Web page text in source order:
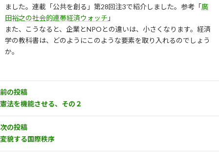
ました。連載「公共を創る」第28回注3で紹介しました。参考「廣
田裕之の社会的連帯経済ウォッチ 」
また、こうなると、企業とNPOとの違いは、小さくなります。経済
学の教科書は、どのようにこのような要素を取り入れるのでしょう
か。
前の投稿
憲法を機能させる、その２
次の投稿
変貌する国際秩序